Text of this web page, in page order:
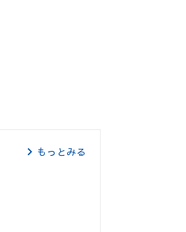
もっとみる